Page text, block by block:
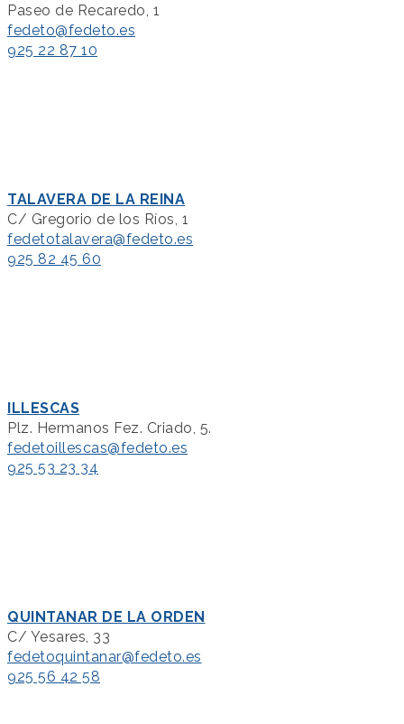
Paseo de Recaredo, 1
fedeto@fedeto.es
925 22 87 10
TALAVERA DE LA REINA
C/ Gregorio de los Ríos, 1
fedetotalavera@fedeto.es
925 82 45 60
ILLESCAS
Plz. Hermanos Fez. Criado, 5.
fedetoillescas@fedeto.es
925 53 23 34
QUINTANAR DE LA ORDEN
C/ Yesares, 33
fedetoquintanar@fedeto.es
925 56 42 58